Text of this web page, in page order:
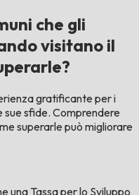
che gli
visitano il
gratificante per i
sfide. Comprendere
superarle può migliorare
una Tassa per lo Sviluppo